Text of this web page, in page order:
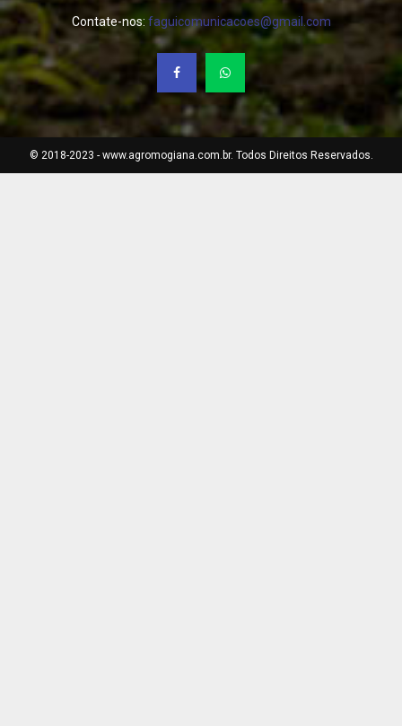
Contate-nos: faguicomunicacoes@gmail.com
© 2018-2023 - www.agromogiana.com.br. Todos Direitos Reservados.